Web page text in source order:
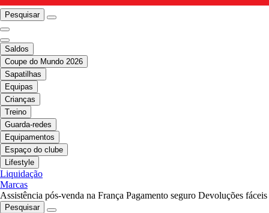
Pesquisar
Saldos
Coupe do Mundo 2026
Sapatilhas
Equipas
Crianças
Treino
Guarda-redes
Equipamentos
Espaço do clube
Lifestyle
Liquidação
Marcas
Assistência pós-venda na França Pagamento seguro Devoluções fáceis
Pesquisar